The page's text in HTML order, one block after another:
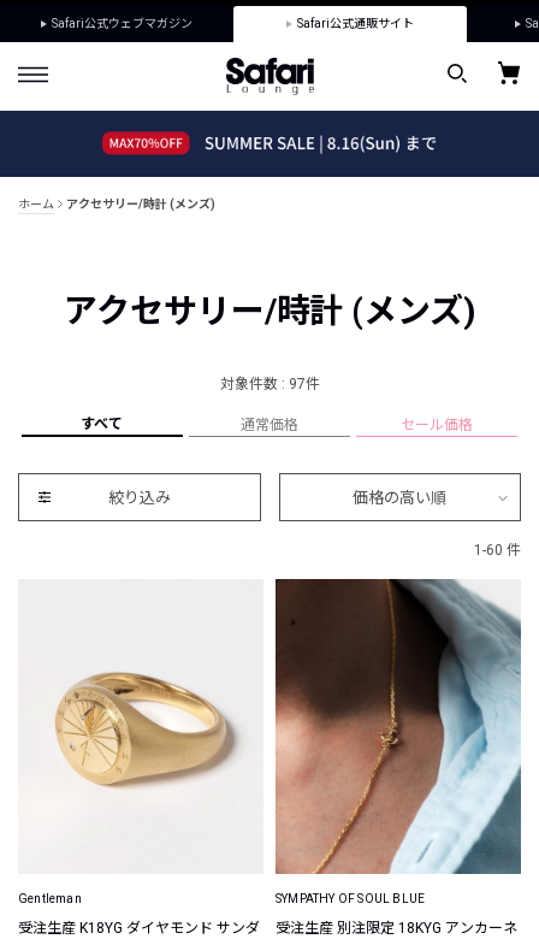
Safari公式ウェブマガジン Safari公式通販サイト
ホーム アクセサリー/時計 (メンズ)
アクセサリー/時計 (メンズ)
対象件数 : 97件
すべて 通常価格 セール価格
絞り込み 価格の高い順
1-60 件
Gentleman
受注生産 K18YG ダイヤモンド サンダ
SYMPATHY OF SOUL BLUE
受注生産 別注限定 18KYG アンカーネ